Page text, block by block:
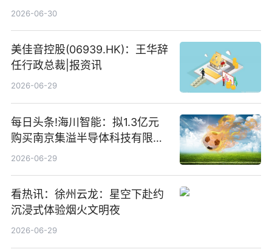
仓股亨通光电、赤峰黄金、佰维
2026-06-30
美佳音控股(06939.HK)：王华辞
任行政总裁|报资讯
2026-06-29
每日头条!海川智能：拟1.3亿元
购买南京集溢半导体科技有限公
司15.3%股权
2026-06-29
看热讯：徐州云龙：星空下赴约
沉浸式体验烟火文明夜
2026-06-29